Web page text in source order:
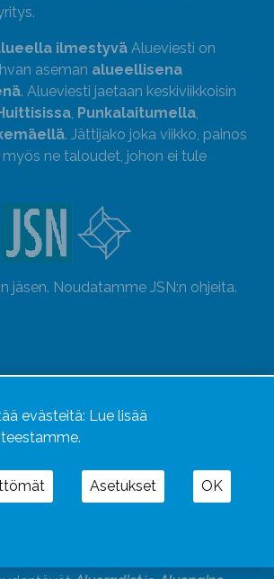
ilmestyvä Alueviesti on
aseman alueellisena
. Alueviesti jaetaan keskiviikkoisin
, Punkalaitumella,
. Jättijako joka viikko, painos
ne taloudet, johon ei tule
jäsen. Noudatamme JSN:n ohjeita.
evästeitä: Lue lisää
Asetukset OK